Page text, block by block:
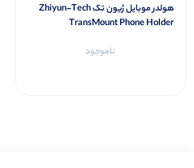
هولدر موبایل ژیون تک Zhiyun-Tech
TransMount Phone Holder
ناموجود